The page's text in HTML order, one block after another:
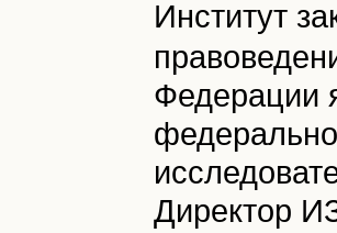
Институт
Федерации
Директор